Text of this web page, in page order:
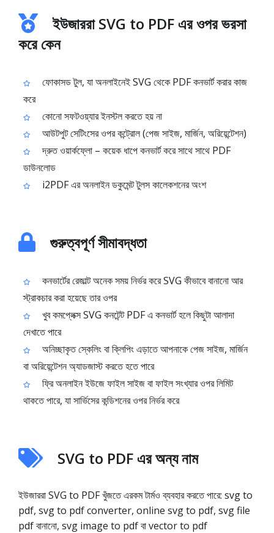
ইউজাররা SVG to PDF এর ওপর ভরসা
করে কেন
ফোকাসড টুল, যা অনলাইনেই SVG থেকে PDF কনভার্ট করার কাজ
করে
কোনো সফটওয়্যার ইনস্টল করতে হয় না
আউটপুট সেটিংসের ওপর কন্ট্রোল (পেজ সাইজ, মার্জিন, অরিয়েন্টেশন)
দ্রুত ওয়ার্কফ্লো – কয়েক ধাপে কনভার্ট করে সাথে সাথে PDF
ডাউনলোড
i2PDF এর অনলাইন ডকুমেন্ট টুলস কালেকশনের অংশ
গুরুত্বপূর্ণ সীমাবদ্ধতা
কনভার্টের রেজাল্ট অনেক সময় নির্ভর করে SVG কীভাবে বানানো আর
স্ট্রাকচার করা হয়েছে তার ওপর
খুব কমপ্লেক্স SVG কনটেন্ট PDF এ কনভার্ট হলে কিছুটা আলাদা
দেখাতে পারে
অনিচ্ছাকৃত স্কেলিং বা ক্লিপিং এড়াতে আপনাকে পেজ সাইজ, মার্জিন
বা অরিয়েন্টেশন অ্যাডজাস্ট করতে হতে পারে
ফ্রি অনলাইন ইউজে ফাইল সাইজ বা ফাইল সংখ্যার ওপর লিমিট
থাকতে পারে, যা সার্ভিসের কন্ডিশনের ওপর নির্ভর করে
SVG to PDF এর অন্য নাম
ইউজাররা SVG to PDF খুঁজতে এরকম টার্মও ব্যবহার করতে পারে: svg to
pdf, svg to pdf converter, online svg to pdf, svg file
pdf বানানো, svg image to pdf বা vector to pdf